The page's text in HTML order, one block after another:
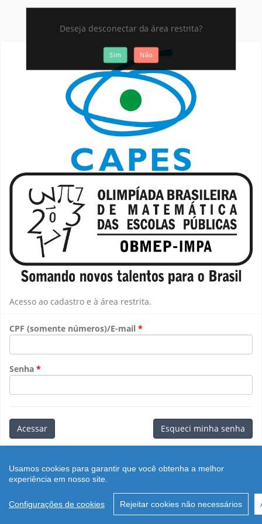
Usamos cookies para garantir que você obtenha a melhor
experiência em nosso site.
Configurações de cookies Rejeitar cookies não necessários
Acesso ao cadastro e à área restrita.
CPF (somente números)/E-mail
Senha
Acessar Esqueci minha senha
rev.:${sources.version}
Deseja desconectar da área restrita?
Sim Não